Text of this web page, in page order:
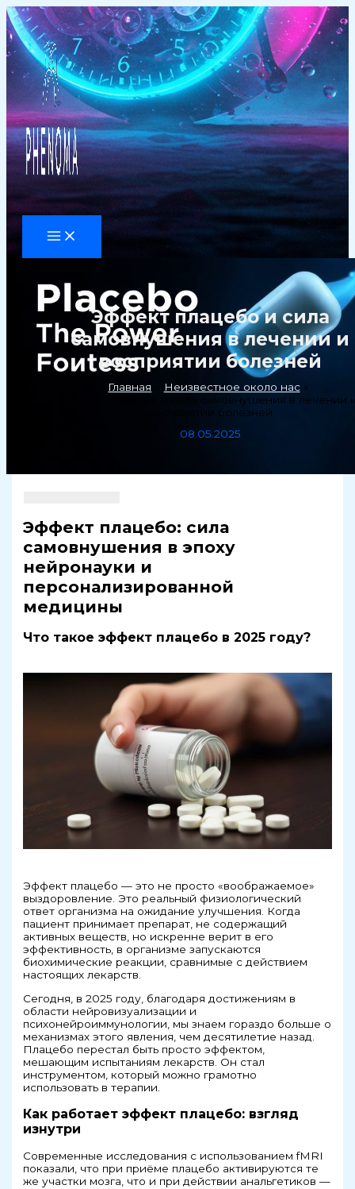
Перейти
к
содержимому
Эффект плацебо и сила
самовнушения в лечении и
восприятии болезней
Главная
Неизвестное около нас
Эффект плацебо и сила самовнушения в лечении
восприятии болезней
08.05.2025
Эффект плацебо: сила
самовнушения в эпоху
нейронауки и
персонализированной
медицины
Что такое эффект плацебо в 2025 году?
Эффект плацебо — это не просто «воображаемое»
выздоровление. Это реальный физиологический
ответ организма на ожидание улучшения. Когда
пациент принимает препарат, не содержащий
активных веществ, но искренне верит в его
эффективность, в организме запускаются
биохимические реакции, сравнимые с действием
настоящих лекарств.
Сегодня, в 2025 году, благодаря достижениям в
области нейровизуализации и
психонейроиммунологии, мы знаем гораздо больше о
механизмах этого явления, чем десятилетие назад.
Плацебо перестал быть просто эффектом,
мешающим испытаниям лекарств. Он стал
инструментом, который можно грамотно
использовать в терапии.
Как работает эффект плацебо: взгляд
изнутри
Современные исследования с использованием fMRI
показали, что при приёме плацебо активируются те
же участки мозга, что и при действии анальгетиков —